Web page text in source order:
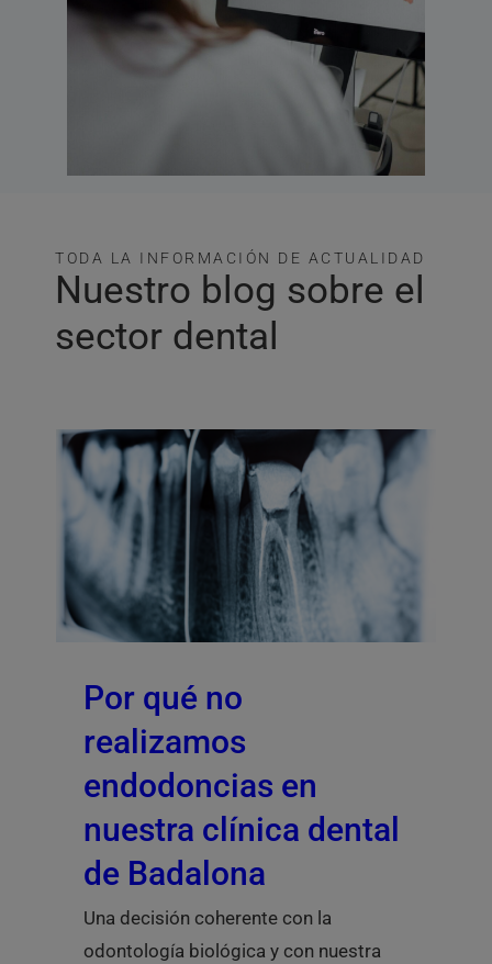
TODA LA INFORMACIÓN DE ACTUALIDAD
Nuestro blog sobre el
sector dental
Por qué no
realizamos
endodoncias en
nuestra clínica dental
de Badalona
Una decisión coherente con la
odontología biológica y con nuestra